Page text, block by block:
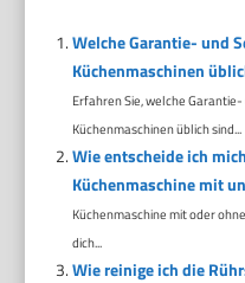
Welche Garantie- und
Küchenmaschinen
Erfahren Sie, welche
Küchenmaschinen üblich sind...
Wie entscheide ich
Küchenmaschine mit
Küchenmaschine mit oder
dich...
Wie reinige ich die